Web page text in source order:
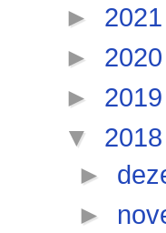
► 2021
► 2020
► 2019
▼ 2018
►
►